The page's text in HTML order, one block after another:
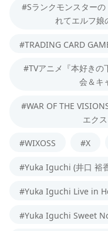
#Sランクモンスター
れてエルフ娘
#TRADING CARD
#TVアニメ『本好き
会＆キ
#WAR OF THE
エク
#WIXOSS #X
#Yuka Iguchi (井口 裕
#Yuka Iguchi Live in
#Yuka Iguchi Sweet